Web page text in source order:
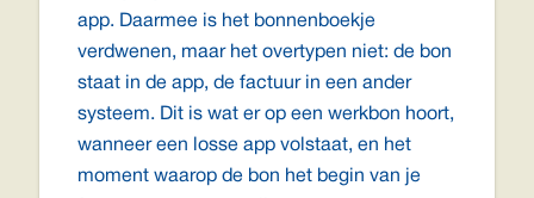
app. Daarmee is het bonnenboekje
verdwenen, maar het overtypen niet: de bon
staat in de app, de factuur in een ander
systeem. Dit is wat er op een werkbon hoort,
wanneer een losse app volstaat, en het
moment waarop de bon het begin van je